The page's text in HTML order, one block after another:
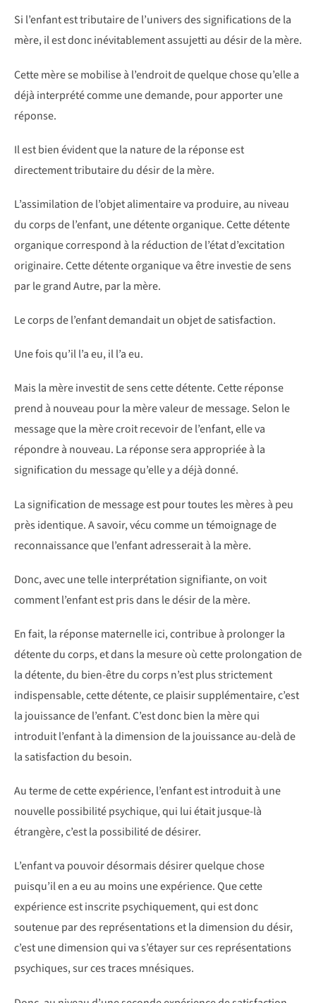
Si l’enfant est tributaire de l’univers des significations de la
mère, il est donc inévitablement assujetti au désir de la mère.
Cette mère se mobilise à l’endroit de quelque chose qu’elle a
déjà interprété comme une demande, pour apporter une
réponse.
Il est bien évident que la nature de la réponse est
directement tributaire du désir de la mère.
L’assimilation de l’objet alimentaire va produire, au niveau
du corps de l’enfant, une détente organique. Cette détente
organique correspond à la réduction de l’état d’excitation
originaire. Cette détente organique va être investie de sens
par le grand Autre, par la mère.
Le corps de l’enfant demandait un objet de satisfaction.
Une fois qu’il l’a eu, il l’a eu.
Mais la mère investit de sens cette détente. Cette réponse
prend à nouveau pour la mère valeur de message. Selon le
message que la mère croit recevoir de l’enfant, elle va
répondre à nouveau. La réponse sera appropriée à la
signification du message qu’elle y a déjà donné.
La signification de message est pour toutes les mères à peu
près identique. A savoir, vécu comme un témoignage de
reconnaissance que l’enfant adresserait à la mère.
Donc, avec une telle interprétation signifiante, on voit
comment l’enfant est pris dans le désir de la mère.
En fait, la réponse maternelle ici, contribue à prolonger la
détente du corps, et dans la mesure où cette prolongation de
la détente, du bien-être du corps n’est plus strictement
indispensable, cette détente, ce plaisir supplémentaire, c’est
la jouissance de l’enfant. C’est donc bien la mère qui
introduit l’enfant à la dimension de la jouissance au-delà de
la satisfaction du besoin.
Au terme de cette expérience, l’enfant est introduit à une
nouvelle possibilité psychique, qui lui était jusque-là
étrangère, c’est la possibilité de désirer.
L’enfant va pouvoir désormais désirer quelque chose
puisqu’il en a eu au moins une expérience. Que cette
expérience est inscrite psychiquement, qui est donc
soutenue par des représentations et la dimension du désir,
c’est une dimension qui va s’étayer sur ces représentations
psychiques, sur ces traces mnésiques.